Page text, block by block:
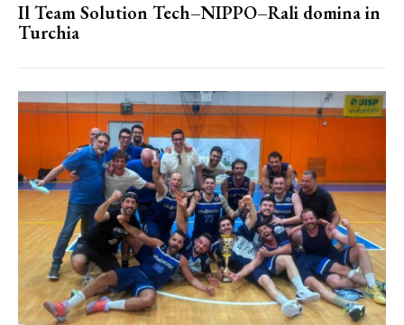
Il Team Solution Tech–NIPPO–Rali domina in
Turchia